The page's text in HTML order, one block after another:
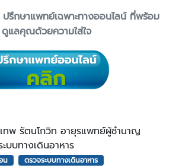
รึกษาแพทย์เฉพาะทางออนไลน์ ที่พร้อม
ดูแลคุณด้วยความใส่ใจ
ทพ รัตนโกวิท อายุรแพทย์ผู้ชำนาญ
ะบบทางเดินอาหาร
น
ตรวจระบบทางเดินอาหาร